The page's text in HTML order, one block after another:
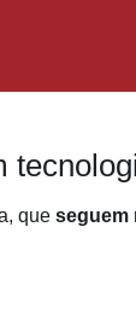
que seguem